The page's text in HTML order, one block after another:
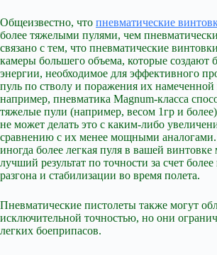
Общеизвестно, что пневматические
более тяжелыми пулями, чем
связано с тем, что пневматические
камеры большего объема, которые создают
энергии, необходимое для эффективного
пуль по стволу и поражения их намеченной
например, пневматика Magnum-класса
тяжелые пули (например, весом 1гр и
не может делать это с каким-либо
сравнению с их менее мощными
иногда более легкая пуля в вашей
лучший результат по точности за счет
разгона и стабилизации во время полета.
Пневматические пистолеты также могут
исключительной точностью, но они
легких боеприпасов.